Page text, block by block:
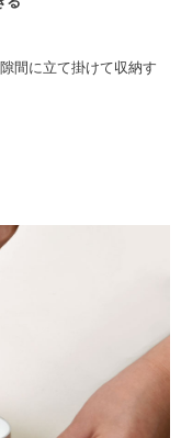
間に立て掛けて収納す